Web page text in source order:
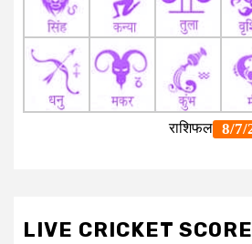
LIVE CRICKET SCORE